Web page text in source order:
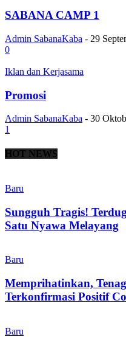
SABANA CAMP 1
Admin SabanaKaba - 29
0
Iklan dan Kerjasama
Promosi
Admin SabanaKaba - 30
1
HOT NEWS
Baru
Sungguh Tragis!
Satu Nyawa Melayang
Baru
Memprihatinkan,
Terkonfirmasi Positif
Baru